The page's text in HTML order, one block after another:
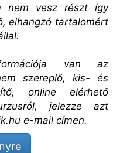
nem vesz részt így
elhangzó tartalomért
van az
szereplő, kis- és
online elérhető
jelezze azt
e-mail címen.